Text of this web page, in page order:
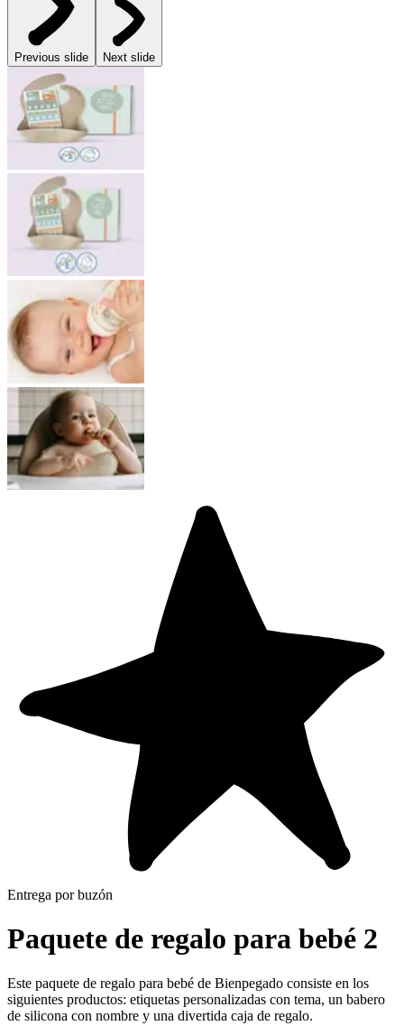
Previous slide Next slide
Entrega por buzón
Paquete de regalo para bebé 2
Este paquete de regalo para bebé de Bienpegado consiste en los
siguientes productos: etiquetas personalizadas con tema, un babero
de silicona con nombre y una divertida caja de regalo.